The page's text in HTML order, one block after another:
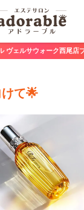
ヴェルサウォーク西尾店
て🌟